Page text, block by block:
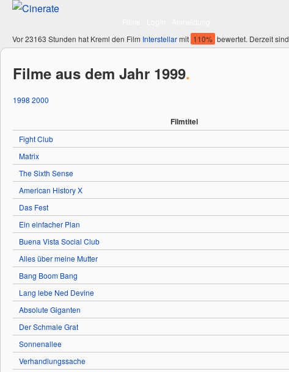
Vor 23163 Stunden hat Kreml den Film Interstellarmit 110% bewertet. Derzeit sind
Filme aus dem Jahr 1999.
1998 2000
Filmtitel
Fight Club
Matrix
The Sixth Sense
American History X
Das Fest
Ein einfacher Plan
Buena Vista Social Club
Alles über meine Mutter
Bang Boom Bang
Lang lebe Ned Devine
Absolute Giganten
Der Schmale Grat
Sonnenallee
Verhandlungssache